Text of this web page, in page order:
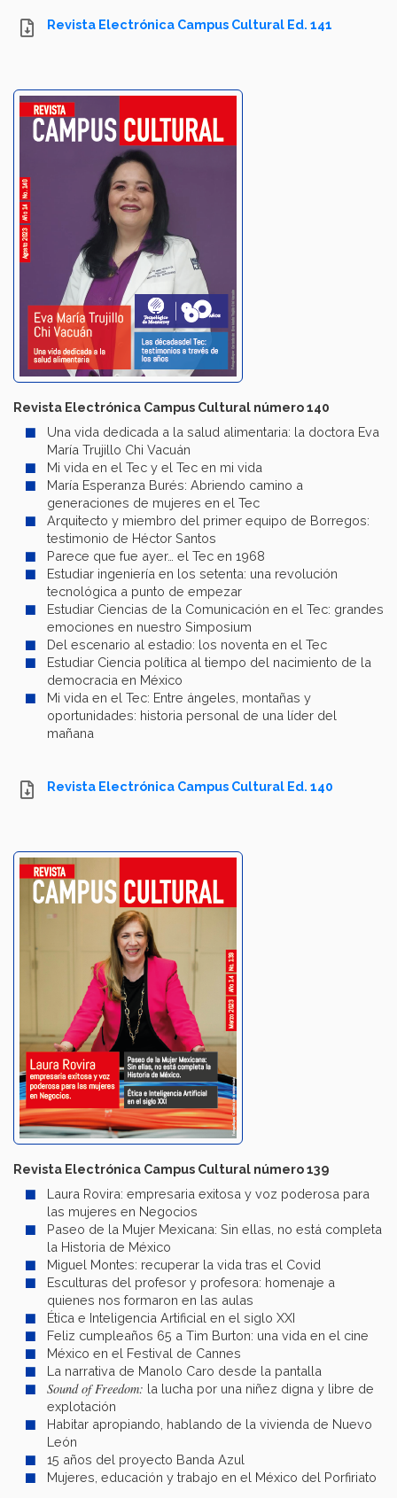
Revista Electrónica Campus Cultural Ed. 141
Revista Electrónica Campus Cultural número 140
Una vida dedicada a la salud alimentaria: la doctora Eva
María Trujillo Chi Vacuán
Mi vida en el Tec y el Tec en mi vida
María Esperanza Burés: Abriendo camino a
generaciones de mujeres en el Tec
Arquitecto y miembro del primer equipo de Borregos:
testimonio de Héctor Santos
Parece que fue ayer… el Tec en 1968
Estudiar ingeniería en los setenta: una revolución
tecnológica a punto de empezar
Estudiar Ciencias de la Comunicación en el Tec: grandes
emociones en nuestro Simposium
Del escenario al estadio: los noventa en el Tec
Estudiar Ciencia política al tiempo del nacimiento de la
democracia en México
Mi vida en el Tec: Entre ángeles, montañas y
oportunidades: historia personal de una líder del
mañana
Revista Electrónica Campus Cultural Ed. 140
Revista Electrónica Campus Cultural número 139
Laura Rovira: empresaria exitosa y voz poderosa para
las mujeres en Negocios
Paseo de la Mujer Mexicana: Sin ellas, no está completa
la Historia de México
Miguel Montes: recuperar la vida tras el Covid
Esculturas del profesor y profesora: homenaje a
quienes nos formaron en las aulas
Ética e Inteligencia Artificial en el siglo XXI
Feliz cumpleaños 65 a Tim Burton: una vida en el cine
México en el Festival de Cannes
La narrativa de Manolo Caro desde la pantalla
Sound of Freedom: la lucha por una niñez digna y libre de
explotación
Habitar apropiando, hablando de la vivienda de Nuevo
León
15 años del proyecto Banda Azul
Mujeres, educación y trabajo en el México del Porfiriato